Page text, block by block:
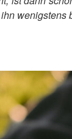
wenigstens